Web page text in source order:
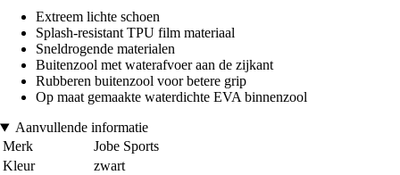
Extreem lichte schoen
Splash-resistant TPU film materiaal
Sneldrogende materialen
Buitenzool met waterafvoer aan de zijkant
Rubberen buitenzool voor betere grip
Op maat gemaakte waterdichte EVA binnenzool
Aanvullende informatie
Merk
Jobe Sports
Kleur
zwart